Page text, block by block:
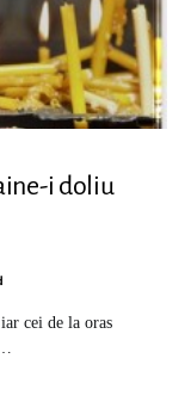
i doliu
cei de la oras